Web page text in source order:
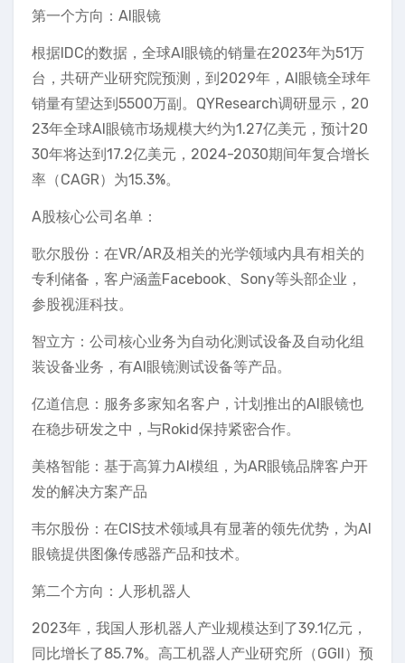
第一个方向：AI眼镜
根据IDC的数据，全球AI眼镜的销量在2023年为51万
台，共研产业研究院预测，到2029年，AI眼镜全球年
销量有望达到5500万副。QYResearch调研显示，20
23年全球AI眼镜市场规模大约为1.27亿美元，预计20
30年将达到17.2亿美元，2024-2030期间年复合增长
率（CAGR）为15.3%。
A股核心公司名单：
歌尔股份：在VR/AR及相关的光学领域内具有相关的
专利储备，客户涵盖Facebook、Sony等头部企业，
参股视涯科技。
智立方：公司核心业务为自动化测试设备及自动化组
装设备业务，有AI眼镜测试设备等产品。
亿道信息：服务多家知名客户，计划推出的AI眼镜也
在稳步研发之中，与Rokid保持紧密合作。
美格智能：基于高算力AI模组，为AR眼镜品牌客户开
发的解决方案产品
韦尔股份：在CIS技术领域具有显著的领先优势，为AI
眼镜提供图像传感器产品和技术。
第二个方向：人形机器人
2023年，我国人形机器人产业规模达到了39.1亿元，
同比增长了85.7%。高工机器人产业研究所（GGII）预